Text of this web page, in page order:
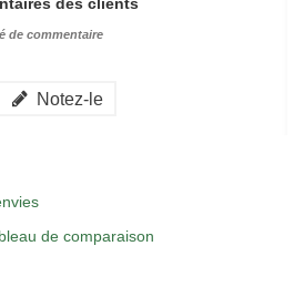
de commentaire
Notez-le
de comparaison